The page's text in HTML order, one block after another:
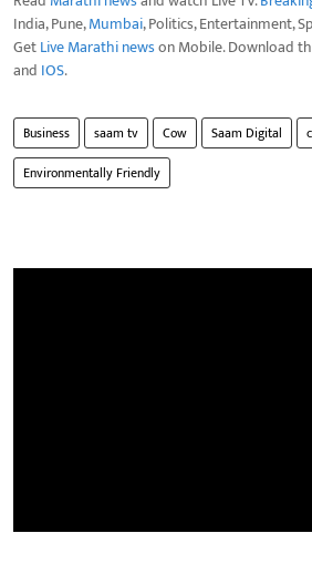
India, Pune,Mumbai, Politics, Entertainment,
GetLive Marathi newson Mobile. Download
and IOS.
Business saam tv Cow Saam Digital
Environmentally Friendly